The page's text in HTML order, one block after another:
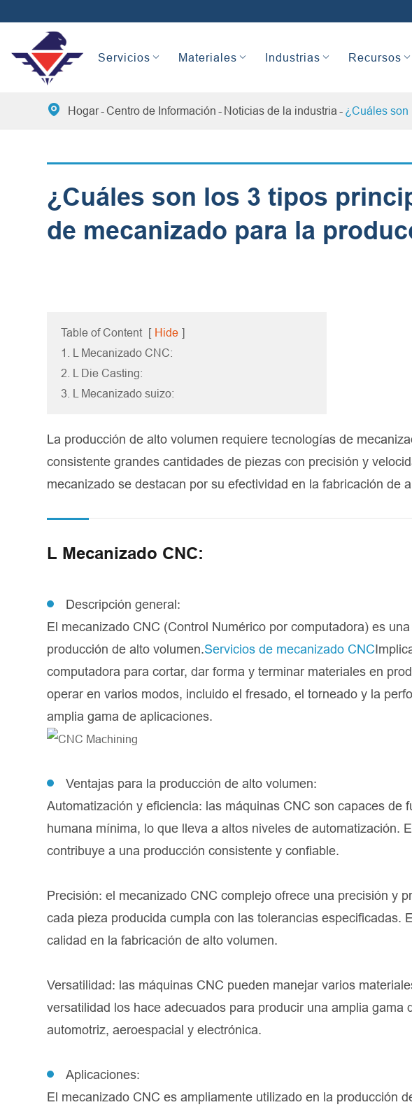
Servicios Materiales Industrias Recursos
 Hogar Centro de Información Noticias de la industria ¿Cuáles son
¿Cuáles son los 3 tipos
de mecanizado para la
Table of Content [ Hide ]
1. L Mecanizado CNC:
2. L Die Casting:
3. L Mecanizado suizo:
La producción de alto volumen requiere tecnologías de
consistente grandes cantidades de piezas con precisión y
mecanizado se destacan por su efectividad en la fabricación de
L Mecanizado CNC:
Descripción general:
El mecanizado CNC (Control Numérico por computadora) es
producción de alto volumen.Servicios de mecanizado CNC
computadora para cortar, dar forma y terminar materiales en
operar en varios modos, incluido el fresado, el torneado y la
amplia gama de aplicaciones.
Ventajas para la producción de alto volumen:
Automatización y eficiencia: las máquinas CNC son capaces de
humana mínima, lo que lleva a altos niveles de automatización.
contribuye a una producción consistente y confiable.
Precisión: el mecanizado CNC complejo ofrece una precisión y
cada pieza producida cumpla con las tolerancias especificadas.
calidad en la fabricación de alto volumen.
Versatilidad: las máquinas CNC pueden manejar varios
versatilidad los hace adecuados para producir una amplia
automotriz, aeroespacial y electrónica.
Aplicaciones:
El mecanizado CNC es ampliamente utilizado en la producción